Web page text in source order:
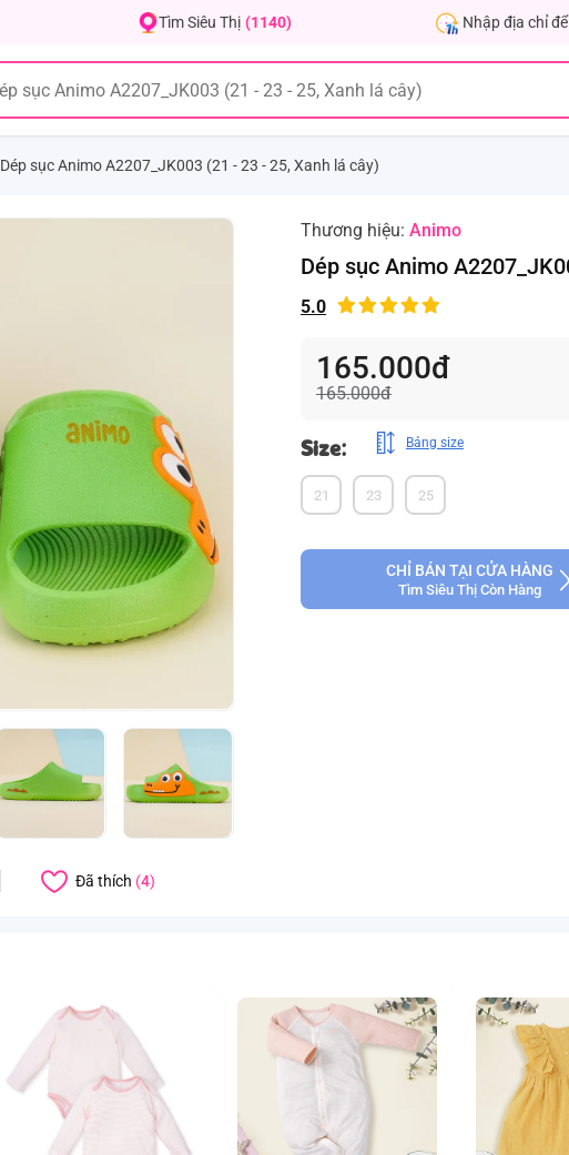
Tìm Siêu Thị (1140) Nhập địa chỉ
Dép sục Animo A2207_JK003 (21 - 23 - 25, Xanh lá cây)
Đã thích (4)
Thương hiệu: Animo
Dép sục Animo
5.0
165.000đ
165.000đ
Size: Bảng size
21 23 25
CHỈ BÁN TẠI CỬA HÀNG
Tìm Siêu Thị Còn Hàng